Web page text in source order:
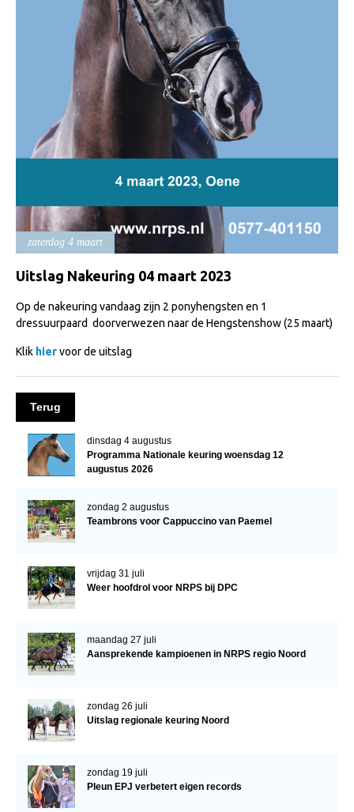
Import registratie
Veulenregistratie
I&R Registratie
Informatie overschrijven paspoort
Formulier overschrijven op naam
Animal Health Regulation
Gids voor Goede Praktijken
Tarievenlijst
Evenementen
Nationale Keuring
Late Veulenkeuring
ABOP
Sport
Dutch Pony Championship
Evenementen
Arabian Horse Events
Veulens en merries
PEDIGREE ONLINE
Informatie aan je paard of pony toevoegen
zaterdag 4 maart
Uitslag Nakeuring 04 maart 2023
Op de nakeuring vandaag zijn 2 ponyhengsten en 1
dressuurpaard doorverwezen naar de Hengstenshow (25 maart)
Klik hiervoor de uitslag
Terug
dinsdag 4 augustus
Programma Nationale keuring woensdag 12
augustus 2026
zondag 2 augustus
Teambrons voor Cappuccino van Paemel
vrijdag 31 juli
Weer hoofdrol voor NRPS bij DPC
maandag 27 juli
Aansprekende kampioenen in NRPS regio Noord
zondag 26 juli
Uitslag regionale keuring Noord
zondag 19 juli
Pleun EPJ verbetert eigen records